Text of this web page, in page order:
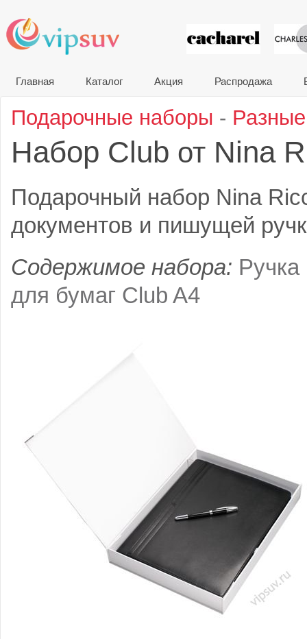
VIP
Главная Каталог Акция Распродажа
Подарочные наборы -
Набор Club от Nina
Подарочный набор Nina
документов и пишущей
Содержимое набора:
для бумаг Club A4